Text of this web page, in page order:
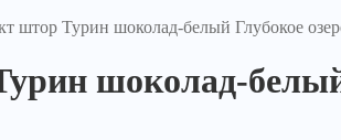
штор Турин шоколад-белый Глубокое
шоколад-белый